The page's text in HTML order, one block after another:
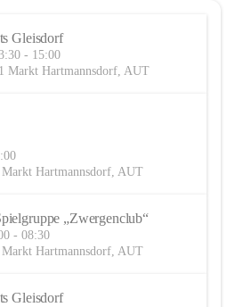
Sprechtag des Notariats Gleisdorf
- 15:00
Markt Hartmannsdorf, AUT
Markt Hartmannsdorf, AUT
„Zwergenclub“
- 08:30
Markt Hartmannsdorf, AUT
Sprechtag des Notariats Gleisdorf